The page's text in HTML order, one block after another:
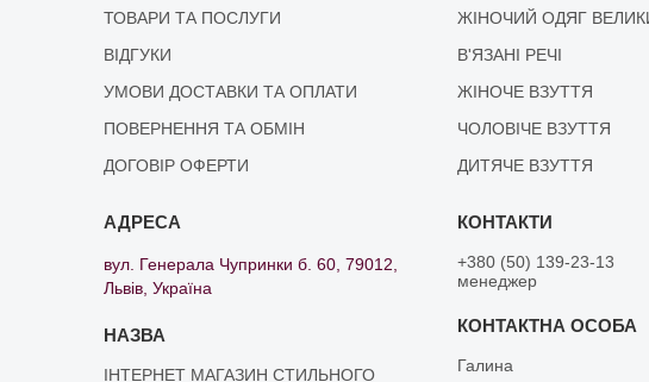
ТОВАРИ ТА ПОСЛУГИ
ВІДГУКИ
УМОВИ ДОСТАВКИ ТА ОПЛАТИ
ПОВЕРНЕННЯ ТА ОБМІН
ДОГОВІР ОФЕРТИ
ЖІНОЧИЙ ОДЯГ
В'ЯЗАНІ РЕЧІ
ЖІНОЧЕ ВЗУТТЯ
ЧОЛОВІЧЕ ВЗУТТЯ
ДИТЯЧЕ ВЗУТТЯ
вул. Генерала Чупринки б. 60, 79012,
Львів, Україна
ІНТЕРНЕТ МАГАЗИН СТИЛЬНОГО
+380 (50) 139-23-13
менеджер
Галина